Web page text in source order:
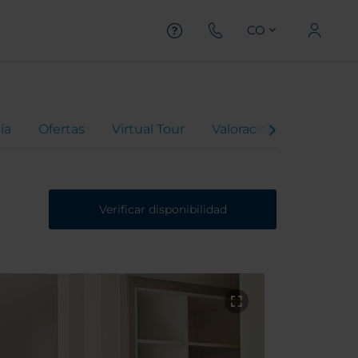
CO
Ofertas Virtual Tour Valoraciones
Verificar disponibilidad